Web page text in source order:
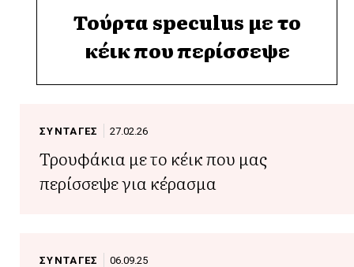
Τούρτα speculus με το
κέικ που περίσσεψε
ΣΥΝΤΑΓΕΣ 27.02.26
Τρουφάκια με το κέικ που μας
περίσσεψε για κέρασμα
ΣΥΝΤΑΓΕΣ 06.09.25